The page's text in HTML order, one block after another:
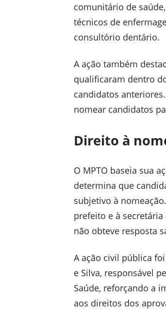
comunitário de
técnicos de
consultório dentário.
A ação também
qualificaram dentro
candidatos
nomear candidatos
Direito à
O MPTO baseia sua
determina que
subjetivo à
prefeito e à secretária
não obteve resposta
A ação civil pública
e Silva, responsável
Saúde, reforçando a
aos direitos dos